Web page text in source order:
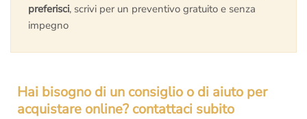
preferisci, scrivi per un preventivo gratuito e senza
impegno
Hai bisogno di un consiglio o di aiuto per
acquistare online? contattaci subito